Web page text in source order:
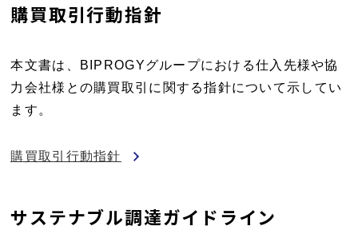
購買取引行動指針
本文書は、BIPROGYグループにおける仕入先様や協
力会社様との購買取引に関する指針について示してい
ます。
購買取引行動指針
サステナブル調達ガイドライン